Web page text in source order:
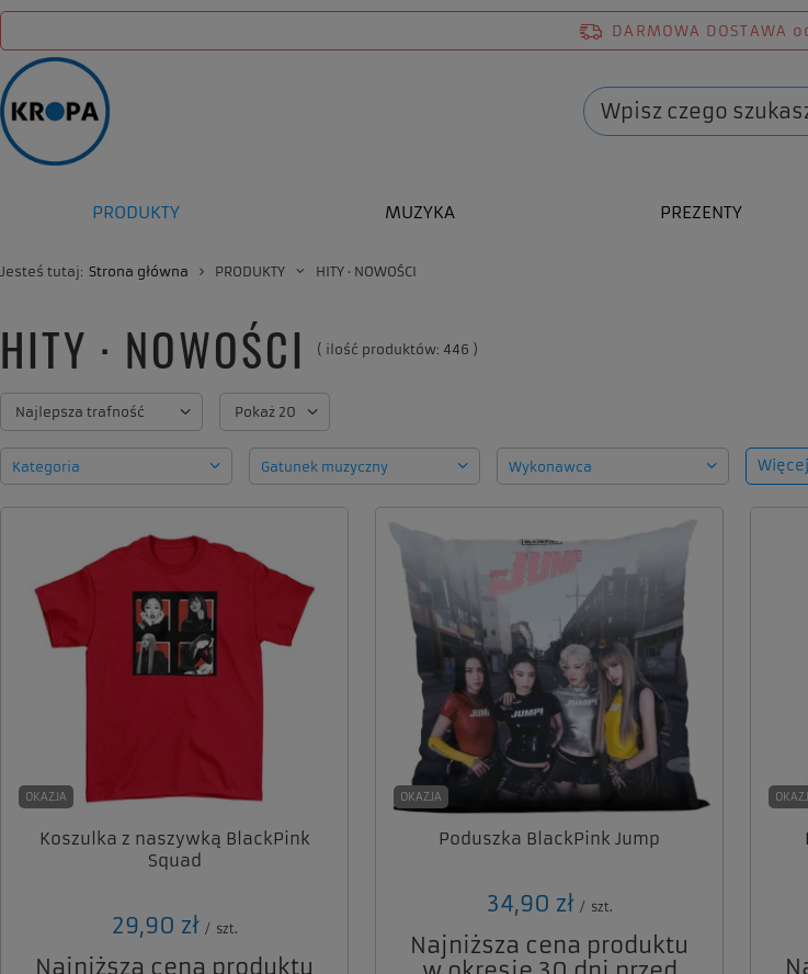
DARMOWA DOSTAWA
PRODUKTY MUZYKA PREZENTY
Jesteś tutaj: Strona główna PRODUKTY HITY · NOWOŚCI
HITY · NOWOŚCI ( ilość produktów: 446 )
Zmień sortowanie
Najlepsza trafność Zmień ilość wyświetlanych produktów
Pokaż 20
Kategoria Gatunek muzyczny Wykonawca
OKAZJA
Koszulka z naszywką BlackPink
Squad
29,90 zł / szt.
Najniższa cena produktu
OKAZJA
Poduszka BlackPink Jump
34,90 zł / szt.
Najniższa cena produktu